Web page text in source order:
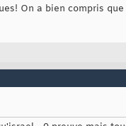
On a bien compris